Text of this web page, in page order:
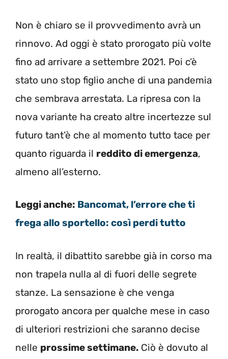
Non è chiaro se il provvedimento avrà un
rinnovo. Ad oggi è stato prorogato più volte
fino ad arrivare a settembre 2021. Poi c’è
stato uno stop figlio anche di una pandemia
che sembrava arrestata. La ripresa con la
nova variante ha creato altre incertezze sul
futuro tant’è che al momento tutto tace per
quanto riguarda il reddito di emergenza,
almeno all’esterno.
Leggi anche: Bancomat, l’errore che ti
frega allo sportello: così perdi tutto
In realtà, il dibattito sarebbe già in corso ma
non trapela nulla al di fuori delle segrete
stanze. La sensazione è che venga
prorogato ancora per qualche mese in caso
di ulteriori restrizioni che saranno decise
nelle prossime settimane. Ciò è dovuto al